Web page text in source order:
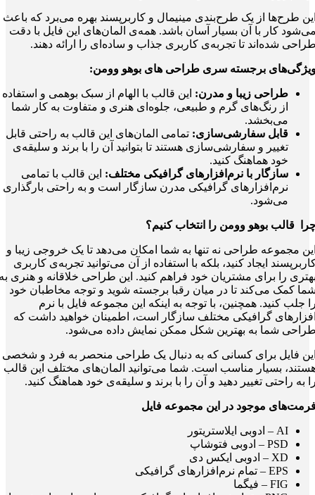
طرح‌ها از یک طرح‌بندی مینیمال و کاربرپسند بهره می‌برد که باعث
کار با آن بسیار آسان باشد. همه‌ی المان‌های این فایل با دقت
شده‌اند تا تجربه‌ی کاربری جذاب و ساده‌ای را ارائه دهند.
برجسته سری طراحی های بوهو وومن:
طراحی زیبا و مدرن: این قالب با الهام از سبک بوهمی و استفاده
از رنگ‌های گرم و طبیعی، جلوه‌ای هنری و متفاوت به کار شما
می‌بخشد.
قابل سفارشی‌سازی: تمامی المان‌های این قالب به راحتی قابل
تغییر و سفارشی‌سازی هستند تا بتوانید آن را با برند و سلیقه‌ی
خود هماهنگ کنید.
سازگار با نرم‌افزارهای گرافیکی مختلف: این قالب با تمامی
نرم‌افزارهای گرافیکی مدرن سازگار است و به راحتی بارگذاری
می‌شود.
قالب بوهو وومن را انتخاب کنیم؟
مجموعه طراحی نه تنها به شما امکان می‌دهد تا یک خروجی زیبا و
ایجاد کنید، بلکه با استفاده از آن می‌توانید تجربه‌ی کاربری
را برای مشتریان خود فراهم کنید. این طراحی خلاقانه و هنری
کمک می‌کند تا در میان رقبا برجسته شوید و توجه مخاطبان خود
جلب کنید. همچنین، با توجه به اینکه این مجموعه فایل با نرم
گرافیکی مختلف سازگار است، اطمینان خواهید داشت که
شما به بهترین شکل ممکن نمایش داده می‌شود.
فایل برای کسانی که به دنبال یک طراحی منحصر به فرد و شخصی
بسیار مناسب است. شما می‌توانید المان‌های مختلف این قالب
به راحتی تغییر دهید و آن را با برند و سلیقه‌ی خود هماهنگ کنید.
موجود در این مجموعه فایل
AI – ادوبی ایلاستریتور
PSD – ادوبی فتوشاپ
XD – ادوبی ایکس دی
EPS – تمام نرم‌افزارهای گرافیکی
FIG – فیگما